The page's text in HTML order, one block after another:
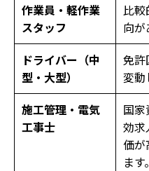
作業員・軽作業
スタッフ
比較
向が
ドライバー（中
型・大型）
免許
変動
施工管理・電気
工事士
国
効求
価
ます。